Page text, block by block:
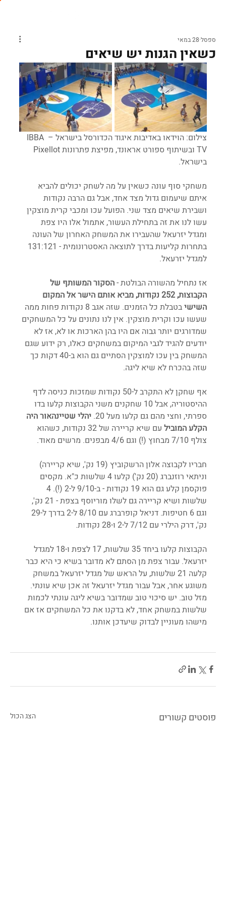
כשאין הגנות יש שיאים
ספסל 28 במאי
צילום: הוידאו באדיבות איגוד הכדורסל בישראל – IBBA
בישראל.
משחקי סוף עונה כשאין על מה לשחק יכולים להביא
איתם שיעמום גדול מצד אחד, אבל גם הרבה נקודות
ושבירת שיאים מצד שני. הפועל עכו ומכבי קרית מוצקין
עשו לנו את זה בתחילת העשור, אתמול אלו היו צפת
ומגדל יזרעאל שהעבירו את המשחק האחרון של העונה
למגדל יזרעאל.
אז נתחיל מהשורה הבולטת - הסקור המשותף של
הקבוצות, 252 נקודות, מביא אותם הישר אל המקום
השישי
בטבלת כל הזמנים. שזה אגב 8 נקודות פחות ממה
שעשו עכו וקרית מוצקין. אין לנו נתונים על כל המשחקים
שמדורגים יותר גבוה אם היו בהן הארכות או לא, אז לא
יודעים להגיד לגבי המיקום במשחקים כאלו, רק ידוע שגם
המשחק בין עכו למוצקין הסתיים גם הוא ב-40 דקות כך
שזה בהכרח לא שיא ליגה.
אף שחקן לא התקרב ל-50 נקודות שמזכות כניסה לדף
ההיסטוריה, אבל 10 שחקנים משני הקבוצות קלעו בדו
ספרתי, וחצי מהם גם קלעו מעל 20.
יהלי שטיינהאור היה
הקלע המוביל
עם שיא קריירה של 32 נקודות, כשהוא
צולף 7/10 מבחוץ (!) וגם 4/6 מבפנים. מרשים מאוד.
חבריו לקבוצה אלון הרשקוביץ (19 נק', שיא קריירה)
וניתאי רוזנברג (20 נק') קלעו 4 שלשות כ"א. מקסים
שלשות ושיא קריירה גם לשלו מוריוסף בצפת - 21 נק',
נק', דרק הילרי עם 7/12 ל-2 ו-28 נקודות.
הקבוצות קלעו ביחד 35 שלשות, 17 לצפת ו-18 למגדל
יזרעאל. עבור צפת מן הסתם לא מדובר בשיא כי היא כבר
קלעה 21 שלשות, על הראש של מגדל יזרעאל במשחק
משוגע אחר, אבל עבור מגדל יזרעאל זה אכן שיא עונתי.
מזל טוב. יש סיכוי טוב שמדובר בשיא ליגה עונתי לכמות
שלשות במשחק אחד, לא בדקנו את כל המשחקים אז אם
מישהו מעוניין לבדוק שיעדכן אותנו.
פוסטים קשורים הצג הכול